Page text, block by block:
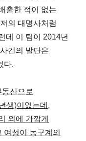
출한 적이 없는
의 대명사처럼
데 이 팀이 2014년
건의 발단은
다.
산으로
생)이었는데,
외에 가깝게
여성이 농구계의